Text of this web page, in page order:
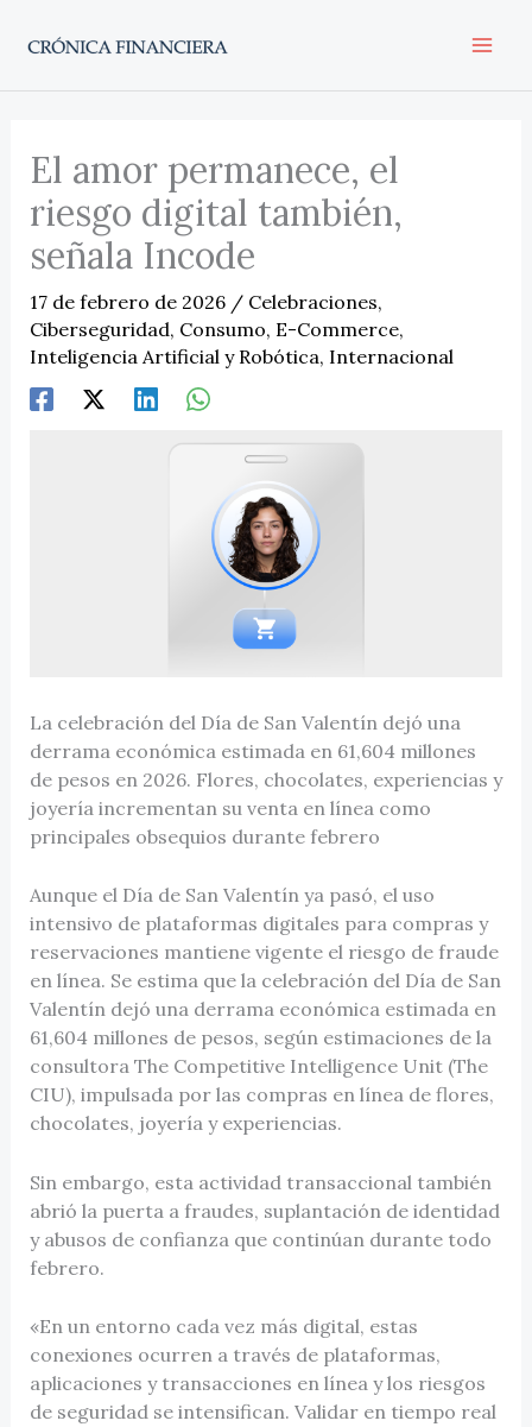
El amor permanece, el
riesgo digital también,
señala Incode
17 de febrero de 2026 / Celebraciones,
Ciberseguridad, Consumo, E-Commerce,
Inteligencia Artificial y Robótica, Internacional
La celebración del Día de San Valentín dejó una
derrama económica estimada en 61,604 millones
de pesos en 2026. Flores, chocolates, experiencias y
joyería incrementan su venta en línea como
principales obsequios durante febrero
Aunque el Día de San Valentín ya pasó, el uso
intensivo de plataformas digitales para compras y
reservaciones mantiene vigente el riesgo de fraude
en línea. Se estima que la celebración del Día de San
Valentín dejó una derrama económica estimada en
61,604 millones de pesos, según estimaciones de la
consultora The Competitive Intelligence Unit (The
CIU), impulsada por las compras en línea de flores,
chocolates, joyería y experiencias.
Sin embargo, esta actividad transaccional también
abrió la puerta a fraudes, suplantación de identidad
y abusos de confianza que continúan durante todo
febrero.
«En un entorno cada vez más digital, estas
conexiones ocurren a través de plataformas,
aplicaciones y transacciones en línea y los riesgos
de seguridad se intensifican. Validar en tiempo real